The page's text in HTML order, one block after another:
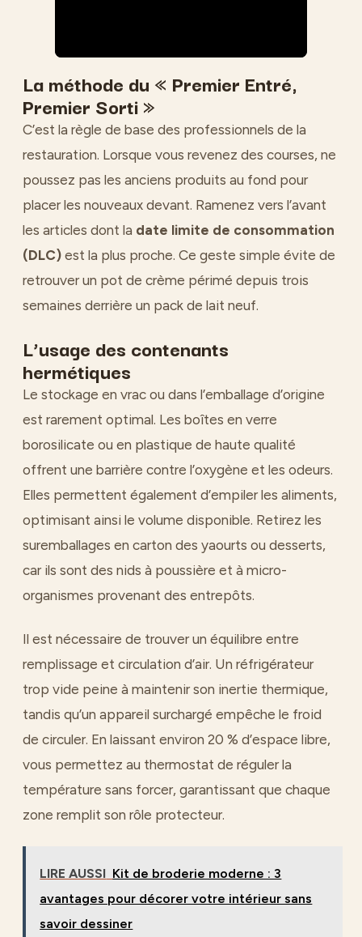
La méthode du « Premier Entré,
Premier Sorti »
C’est la règle de base des professionnels de la
restauration. Lorsque vous revenez des courses, ne
poussez pas les anciens produits au fond pour
placer les nouveaux devant. Ramenez vers l’avant
les articles dont la date limite de consommation
(DLC) est la plus proche. Ce geste simple évite de
retrouver un pot de crème périmé depuis trois
semaines derrière un pack de lait neuf.
L’usage des contenants
hermétiques
Le stockage en vrac ou dans l’emballage d’origine
est rarement optimal. Les boîtes en verre
borosilicate ou en plastique de haute qualité
offrent une barrière contre l’oxygène et les odeurs.
Elles permettent également d’empiler les aliments,
optimisant ainsi le volume disponible. Retirez les
suremballages en carton des yaourts ou desserts,
car ils sont des nids à poussière et à micro-
organismes provenant des entrepôts.
Il est nécessaire de trouver un équilibre entre
remplissage et circulation d’air. Un réfrigérateur
trop vide peine à maintenir son inertie thermique,
tandis qu’un appareil surchargé empêche le froid
de circuler. En laissant environ 20 % d’espace libre,
vous permettez au thermostat de réguler la
température sans forcer, garantissant que chaque
zone remplit son rôle protecteur.
LIRE AUSSI Kit de broderie moderne : 3
avantages pour décorer votre intérieur sans
savoir dessiner